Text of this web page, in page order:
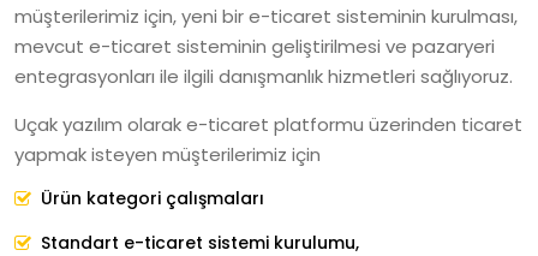
müşterilerimiz için, yeni bir e-ticaret sisteminin kurulması,
mevcut e-ticaret sisteminin geliştirilmesi ve pazaryeri
entegrasyonları ile ilgili danışmanlık hizmetleri sağlıyoruz.
Uçak yazılım olarak e-ticaret platformu üzerinden ticaret
yapmak isteyen müşterilerimiz için
Ürün kategori çalışmaları
Standart e-ticaret sistemi kurulumu,